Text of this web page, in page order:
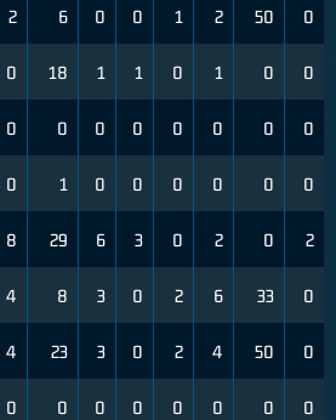
2 6 0 0 1 2 50 0
0 18 1 1 0 1 0 0
0 0 0 0 0 0 0 0
0 1 0 0 0 0 0 0
8 29 6 3 0 2 0 2
4 8 3 0 2 6 33 0
4 23 3 0 2 4 50 0
0 0 0 0 0 0 0 0